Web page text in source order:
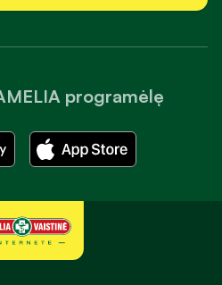
programėlę